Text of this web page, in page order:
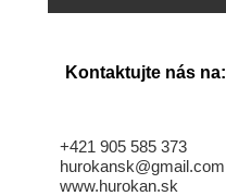
Kontaktujte nás na:
+421 905 585 373
hurokansk@gmail.com
www.hurokan.sk